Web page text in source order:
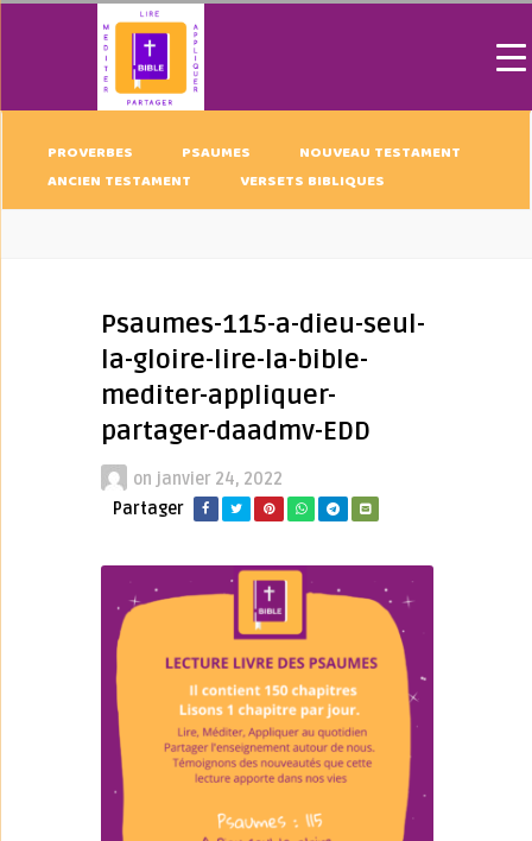
PROVERBES PSAUMES
NOUVEAU TESTAMENT
ANCIEN TESTAMENT
VERSETS BIBLIQUES
Psaumes-115-a-dieu-seul-
la-gloire-lire-la-bible-
mediter-appliquer-
partager-daadmv-EDD
on janvier 24, 2022
Partager